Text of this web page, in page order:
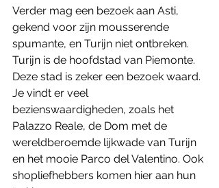
Verder mag een bezoek aan Asti,
gekend voor zijn mousserende
spumante, en Turijn niet ontbreken.
Turijn is de hoofdstad van Piemonte.
Deze stad is zeker een bezoek waard.
Je vindt er veel
bezienswaardigheden, zoals het
Palazzo Reale, de Dom met de
wereldberoemde lijkwade van Turijn
en het mooie Parco del Valentino. Ook
shopliefhebbers komen hier aan hun